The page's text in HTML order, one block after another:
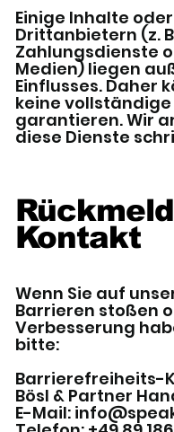
Einige Inhalte
Drittanbietern (z.
Zahlungsdienste
Medien) liegen
Einflusses. Daher
keine
garantieren. Wir
diese Dienste
Kontakt
Wenn Sie auf
Barrieren stoßen
Verbesserung
bitte:
Barrierefreiheits-
Bösl & Partner
E-Mail: